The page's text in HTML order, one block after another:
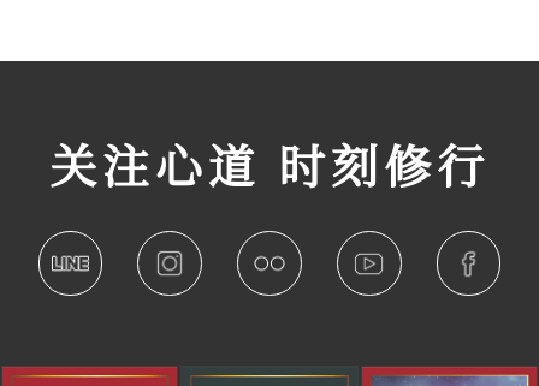
关注心道 时刻修行